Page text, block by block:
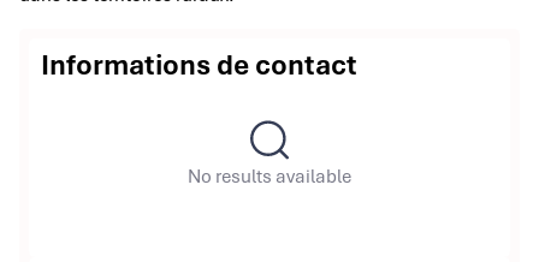
Informations de contact
No results available